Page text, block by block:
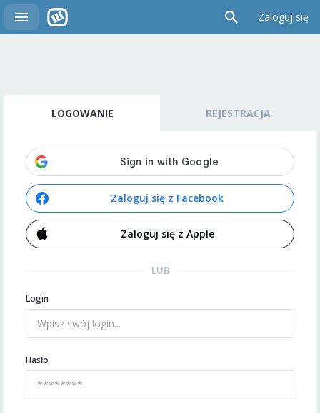
Zaloguj się
LOGOWANIE REJESTRACJA
Zaloguj się z Facebook
Zaloguj się z Apple
LUB
Login
Hasło